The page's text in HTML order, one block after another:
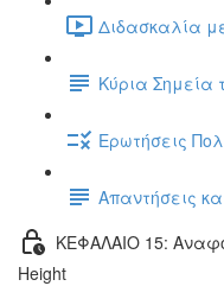
Διδασκαλία
Κύρια Σημεία
Ερωτήσεις
Απαντήσεις
ΚΕΦΑΛΑΙΟ 15:
Height